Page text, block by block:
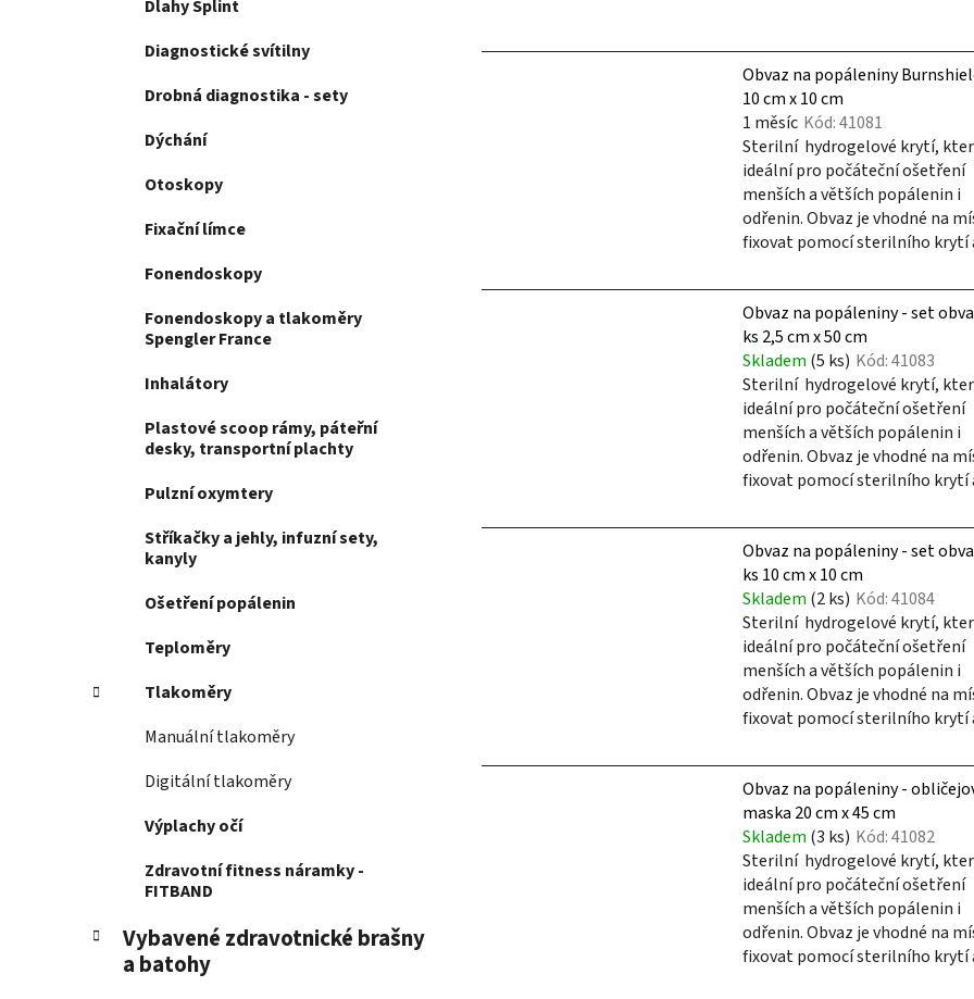
Dlahy Splint
Diagnostické svítilny
Drobná diagnostika - sety
Dýchání
Otoskopy
Fixační límce
Fonendoskopy
Fonendoskopy a tlakoměry
Spengler France
Inhalátory
Plastové scoop rámy, páteřní
desky, transportní plachty
Pulzní oxymtery
Stříkačky a jehly, infuzní sety,
kanyly
Ošetření popálenin
Teploměry
Tlakoměry
Manuální tlakoměry
Digitální tlakoměry
Výplachy očí
Zdravotní fitness náramky -
FITBAND
Vybavené zdravotnické brašny
a batohy
o
Obvaz na popáleniny
10 cm x 10 cm
1 měsíc Kód:41081
Sterilní hydrogelové krytí,
ideální pro počáteční ošetření
menších a větších popálenin i
odřenin. Obvaz je vhodné na
fixovat pomocí sterilního krytí
Obvaz na popáleniny - set
ks 2,5 cm x 50 cm
Skladem (5 ks) Kód:41083
Sterilní hydrogelové krytí,
ideální pro počáteční ošetření
menších a větších popálenin i
odřenin. Obvaz je vhodné na
fixovat pomocí sterilního krytí
Obvaz na popáleniny - set
ks 10 cm x 10 cm
Skladem (2 ks) Kód:41084
Sterilní hydrogelové krytí,
ideální pro počáteční ošetření
menších a větších popálenin i
odřenin. Obvaz je vhodné na
fixovat pomocí sterilního krytí
Obvaz na popáleniny -
maska 20 cm x 45 cm
Skladem (3 ks) Kód:41082
Sterilní hydrogelové krytí,
ideální pro počáteční ošetření
menších a větších popálenin i
odřenin. Obvaz je vhodné na
fixovat pomocí sterilního krytí